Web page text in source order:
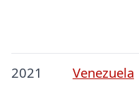
2021 Venezuela